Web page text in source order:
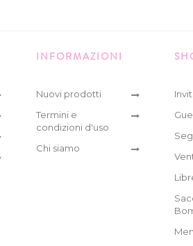
INFORMAZIONI
Nuovi prodotti
Termini e
condizioni d'uso
Chi siamo